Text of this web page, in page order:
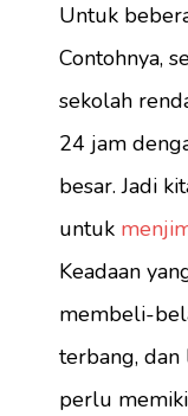
Untuk
Contohnya,
sekolah
24 jam
besar. Jadi
untuk
Keadaan
membeli-
terbang, dan
perlu